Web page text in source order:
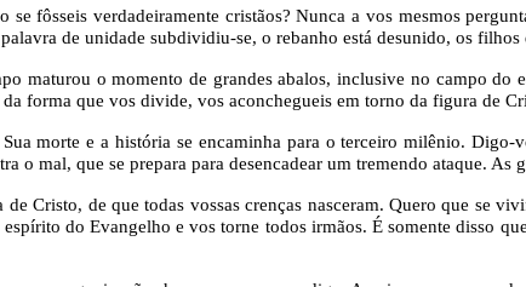
fôsseis verdadeiramente cristãos? Nunca a vos mesmos
de unidade subdividiu-se, o rebanho está desunido, os
maturou o momento de grandes abalos, inclusive no campo
forma que vos divide, vos aconchegueis em torno da figura de
morte e a história se encaminha para o terceiro milênio. Digo-
mal, que se prepara para desencadear um tremendo ataque. As
Cristo, de que todas vossas crenças nasceram. Quero que se
do Evangelho e vos torne todos irmãos. É somente disso